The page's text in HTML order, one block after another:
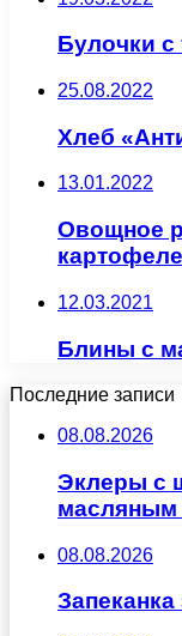
Булочки
25.08.2022
Хлеб
13.01.2022
Овощное
12.03.2021
Блины с
Последние записи
08.08.2026
Эклеры с
масляным
08.08.2026
Запеканка